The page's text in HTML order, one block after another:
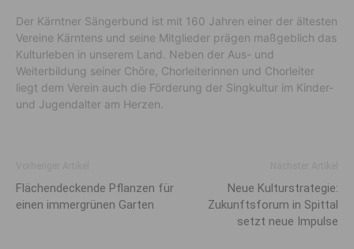
Der Kärntner Sängerbund ist mit 160 Jahren einer der ältesten
Vereine Kärntens und seine Mitglieder prägen maßgeblich das
Kulturleben in unserem Land. Neben der Aus- und
Weiterbildung seiner Chöre, Chorleiterinnen und Chorleiter
liegt dem Verein auch die Förderung der Singkultur im Kinder-
und Jugendalter am Herzen.
Flächendeckende Pflanzen für
einen immergrünen Garten
Neue Kulturstrategie:
Zukunftsforum in Spittal
setzt neue Impulse